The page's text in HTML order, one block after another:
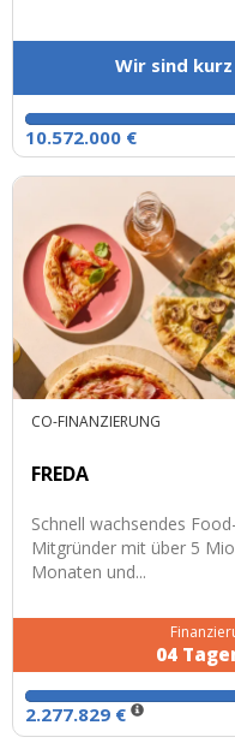
Wir sind
10.572.000 €
CO-FINANZIERUNG
FREDA
Schnell wachsendes
Mitgründer mit über 5
Monaten und...
04
2.277.829 €